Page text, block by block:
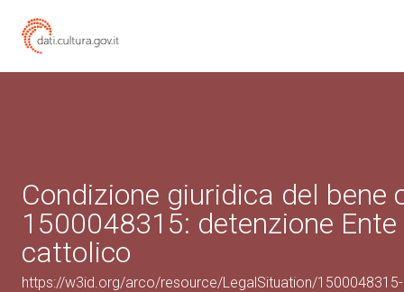
Condizione giuridica del bene
1500048315: detenzione
cattolico
https://w3id.org/arco/resource/LegalSituation/